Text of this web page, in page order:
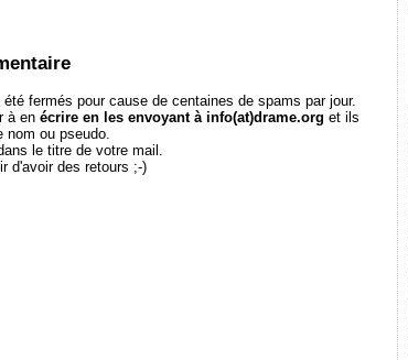
fermés pour cause de centaines de spams par jour.
à en écrire en les envoyant à info(at)drame.org et ils
nom ou pseudo.
le titre de votre mail.
d'avoir des retours ;-)